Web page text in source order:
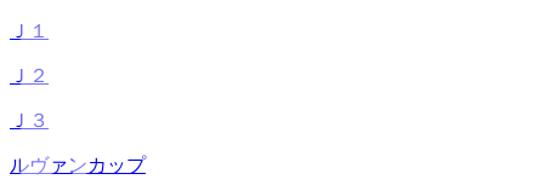
Ｊ１
Ｊ２
Ｊ３
ルヴァンカップ